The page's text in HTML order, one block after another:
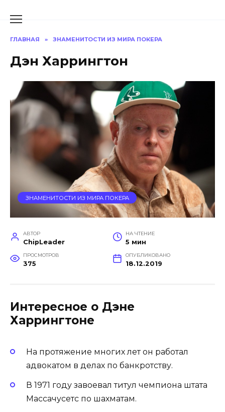
ГЛАВНАЯ » ЗНАМЕНИТОСТИ ИЗ МИРА ПОКЕРА
Дэн Харрингтон
ЗНАМЕНИТОСТИ ИЗ МИРА ПОКЕРА
АВТОР
ChipLeader
НА ЧТЕНИЕ
5 мин
ПРОСМОТРОВ
375
ОПУБЛИКОВАНО
18.12.2019
Интересное о Дэне
Харрингтоне
На протяжение многих лет он работал
адвокатом в делах по банкротству.
В 1971 году завоевал титул чемпиона штата
Массачусетс по шахматам.